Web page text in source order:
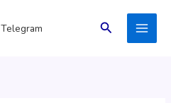
Telegram Поиск